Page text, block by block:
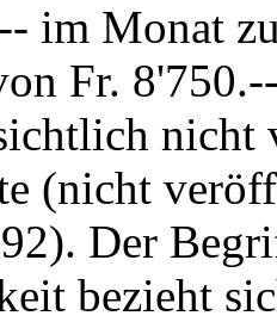
im Monat
Fr.
nicht
(nicht
Der
bezieht